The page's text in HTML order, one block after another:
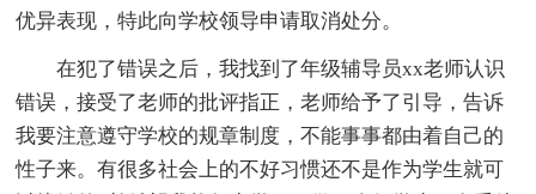
优异表现，特此向学校领导申请取消处分。
在犯了错误之后，我找到了年级辅导员xx老师认识
错误，接受了老师的批评指正，老师给予了引导，告诉
我要注意遵守学校的规章制度，不能事事都由着自己的
性子来。有很多社会上的不好习惯还不是作为学生就可